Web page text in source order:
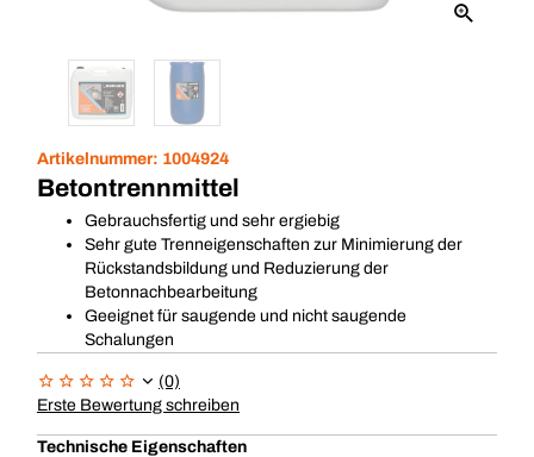
Artikelnummer: 1004924
Betontrennmittel
Gebrauchsfertig und sehr ergiebig
Sehr gute Trenneigenschaften zur Minimierung der
Rückstandsbildung und Reduzierung der
Betonnachbearbeitung
Geeignet für saugende und nicht saugende
Schalungen
(0)
Erste Bewertung schreiben
Technische Eigenschaften